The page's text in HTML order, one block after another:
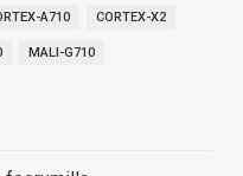
A710 CORTEX-X2
MALI-G710